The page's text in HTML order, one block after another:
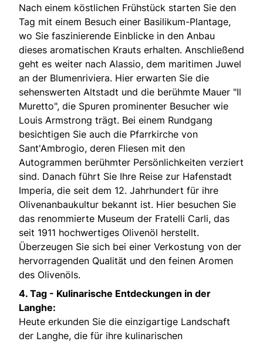
Nach einem köstlichen Frühstück starten Sie den
Tag mit einem Besuch einer Basilikum-Plantage,
wo Sie faszinierende Einblicke in den Anbau
dieses aromatischen Krauts erhalten. Anschließend
geht es weiter nach Alassio, dem maritimen Juwel
an der Blumenriviera. Hier erwarten Sie die
sehenswerten Altstadt und die berühmte Mauer "Il
Muretto", die Spuren prominenter Besucher wie
Louis Armstrong trägt. Bei einem Rundgang
besichtigen Sie auch die Pfarrkirche von
Sant'Ambrogio, deren Fliesen mit den
Autogrammen berühmter Persönlichkeiten verziert
sind. Danach führt Sie Ihre Reise zur Hafenstadt
Imperia, die seit dem 12. Jahrhundert für ihre
Olivenanbaukultur bekannt ist. Hier besuchen Sie
das renommierte Museum der Fratelli Carli, das
seit 1911 hochwertiges Olivenöl herstellt.
Überzeugen Sie sich bei einer Verkostung von der
hervorragenden Qualität und den feinen Aromen
des Olivenöls.
4. Tag - Kulinarische Entdeckungen in der
Langhe:
Heute erkunden Sie die einzigartige Landschaft
der Langhe, die für ihre kulinarischen